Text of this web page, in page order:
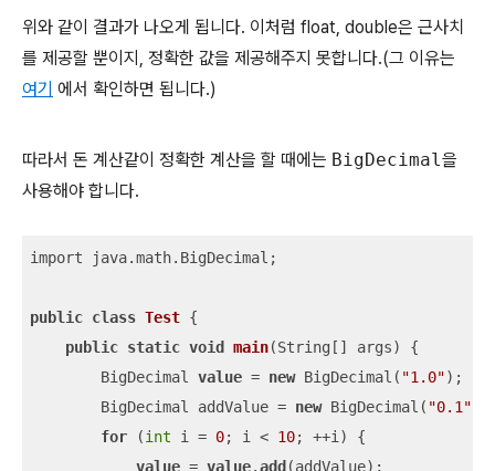
위와 같이 결과가 나오게 됩니다. 이처럼 float, double은 근사치
를 제공할 뿐이지, 정확한 값을 제공해주지 못합니다.(그 이유는
여기 에서 확인하면 됩니다.)
따라서 돈 계산같이 정확한 계산을 할 때에는 BigDecimal을
사용해야 합니다.
import java.math.BigDecimal;
public class Test {
public static void main(String[] args)
{
        BigDecimal
value = new BigDecimal( "1.0");
        BigDecimal addValue =
new BigDecimal( "0.1"
for (int i = 0; i < 10; ++i) {
value = value.add (addValue);